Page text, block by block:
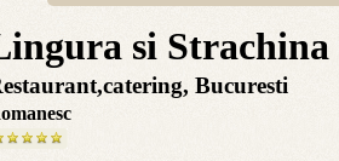
si Strachina
Bucuresti